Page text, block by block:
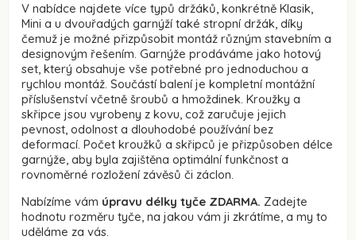
V nabídce najdete více typů držáků, konkrétně Klasik,
Mini a u dvouřadých garnýží také stropní držák, díky
čemuž je možné přizpůsobit montáž různým stavebním a
designovým řešením. Garnýže prodáváme jako hotový
set, který obsahuje vše potřebné pro jednoduchou a
rychlou montáž. Součástí balení je kompletní montážní
příslušenství včetně šroubů a hmoždinek. Kroužky a
skřipce jsou vyrobeny z kovu, což zaručuje jejich
pevnost, odolnost a dlouhodobé používání bez
deformací. Počet kroužků a skřipců je přizpůsoben délce
garnýže, aby byla zajištěna optimální funkčnost a
rovnoměrné rozložení závěsů či záclon.
Nabízíme vám úpravu délky tyče ZDARMA. Zadejte
hodnotu rozměru tyče, na jakou vám ji zkrátíme, a my to
uděláme za vás.